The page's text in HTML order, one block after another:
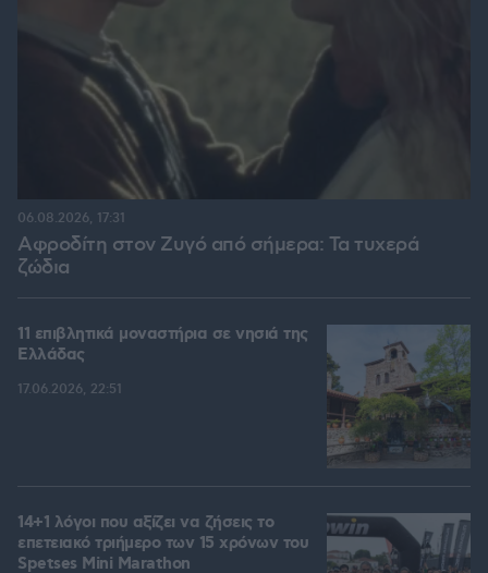
Αφροδίτη στον Ζυγό από σήμερα: Τα τυχερά
ζώδια
06.08.2026, 17:31
11 επιβλητικά μοναστήρια σε νησιά της
Ελλάδας
17.06.2026, 22:51
14+1 λόγοι που αξίζει να ζήσεις το
επετειακό τριήμερο των 15 χρόνων του
Spetses Mini Marathon